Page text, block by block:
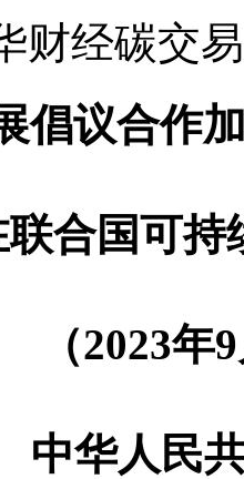
财经碳交
倡议合作
合国可持
（2023
中华人民